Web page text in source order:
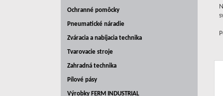
Ochranné pomôcky
Pneumatické náradie
Zváracia a nabíjacia technika
Tvarovacie stroje
Zahradná technika
Pílové pásy
Výrobky FERM INDUSTRIAL